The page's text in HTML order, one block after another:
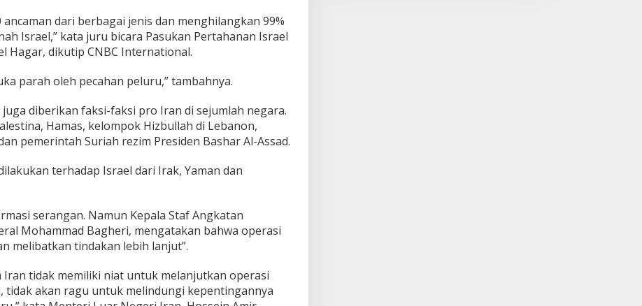
dari berbagai jenis dan menghilangkan 99%
Israel,” kata juru bicara Pasukan Pertahanan Israel
Hagar, dikutip CNBC International.
parah oleh pecahan peluru,” tambahnya.
diberikan faksi-faksi pro Iran di sejumlah negara.
Hamas, kelompok Hizbullah di Lebanon,
pemerintah Suriah rezim Presiden Bashar Al-Assad.
terhadap Israel dari Irak, Yaman dan
serangan. Namun Kepala Staf Angkatan
Mohammad Bagheri, mengatakan bahwa operasi
melibatkan tindakan lebih lanjut”.
Iran tidak memiliki niat untuk melanjutkan operasi
tidak akan ragu untuk melindungi kepentingannya